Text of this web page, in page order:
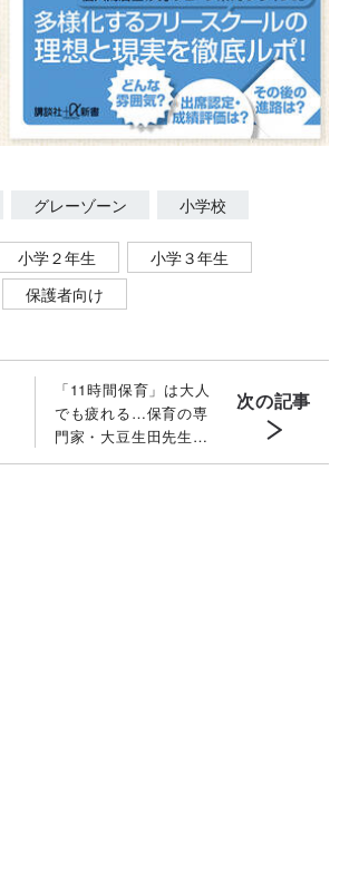
グレーゾーン 小学校
小学２年生
小学３年生
保護者向け
「11時間保育」は大人
でも疲れる…保育の専
門家・大豆生田先生が
教える「帰宅後の修羅
次の記事